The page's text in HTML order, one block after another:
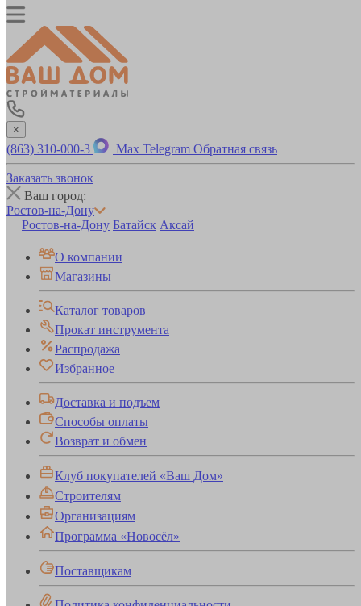
×
(863) 310-000-3 Max Telegram Обратная связь
Заказать звонок
Ваш город:
Ростов-на-Дону
Ростов-на-Дону Батайск Аксай
О компании
Магазины
Каталог товаров
Прокат инструмента
Распродажа
Избранное
Доставка и подъем
Способы оплаты
Возврат и обмен
Клуб покупателей «Ваш Дом»
Строителям
Организациям
Программа «Новосёл»
Поставщикам